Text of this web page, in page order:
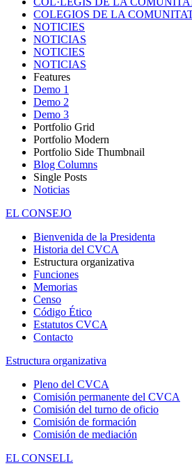
COLEGIOS DE LA
NOTICIES
NOTICIAS
NOTICIES
NOTICIAS
Features
Demo 1
Demo 2
Demo 3
Portfolio Grid
Portfolio Modern
Portfolio Side Thumbnail
Blog Columns
Single Posts
Noticias
EL CONSEJO
Bienvenida de la Presidenta
Historia del CVCA
Estructura organizativa
Funciones
Memorias
Censo
Código Ético
Estatutos CVCA
Contacto
Estructura organizativa
Pleno del CVCA
Comisión permanente del CVCA
Comisión del turno de oficio
Comisión de formación
Comisión de mediación
EL CONSELL